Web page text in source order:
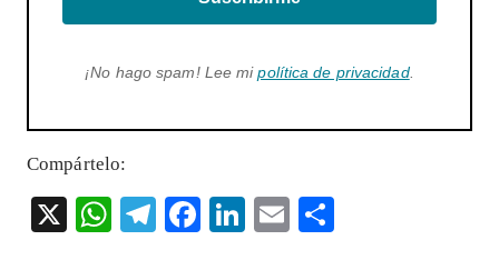
¡No hago spam! Lee mipolítica de privacidad.
Compártelo:
X
W T
F
Li E